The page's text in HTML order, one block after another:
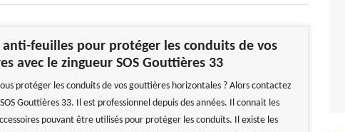
anti-feuilles pour protéger les conduits de vos
avec le zingueur SOS Gouttières 33
protéger les conduits de vos gouttières horizontales ? Alors contactez
Gouttières 33. Il est professionnel depuis des années. Il connait les
pouvant être utilisés pour protéger les conduits. Il existe les